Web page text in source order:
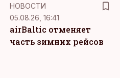
НОВОСТИ
05.08.26, 16:41
airBaltic отменяет
часть зимних рейсов